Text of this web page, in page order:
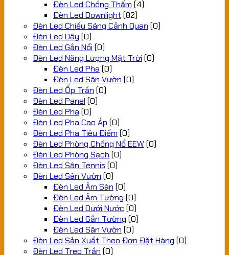
Đèn Led Chống Thấm (4)
Đèn Led Downlight (82)
Đèn Led Chiếu Sáng Cảnh Quan (0)
Đèn Led Dây (0)
Đèn Led Gắn Nổi (0)
Đèn Led Năng Lượng Mặt Trời (0)
Đèn Led Pha (0)
Đèn Led Sân Vườn (0)
Đèn Led Ốp Trần (0)
Đèn Led Panel (0)
Đèn Led Pha (0)
Đèn Led Pha Cao Áp (0)
Đèn Led Pha Tiêu Điểm (0)
Đèn Led Phòng Chống Nổ EEW (0)
Đèn Led Phòng Sạch (0)
Đèn Led Sân Tennis (0)
Đèn Led Sân Vườn (0)
Đèn Led Âm Sàn (0)
Đèn Led Âm Tường (0)
Đèn Led Dưới Nước (0)
Đèn Led Gắn Tường (0)
Đèn Led Sân Vườn (0)
Đèn Led Sản Xuất Theo Đơn Đặt Hàng (0)
Đèn Led Treo Trần (0)